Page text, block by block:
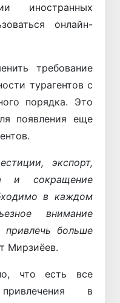
иностранных
онлайн-
требование
турагентов с
порядка. Это
появления еще
экспорт,
и сокращение
в каждом
внимание
больше
Мирзиёев.
что есть все
в